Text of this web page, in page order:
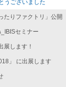
うございました
たりファクトリ」公開
セミナー
します！
」 に出展します